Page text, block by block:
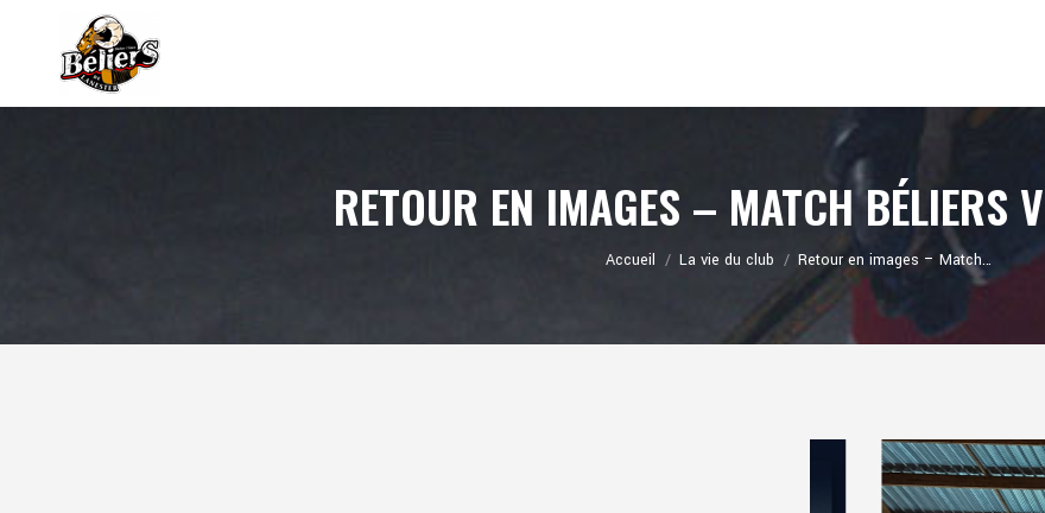
RETOUR EN IMAGES – MATCH BÉLIERS
Vous êtes ici :
Accueil La vie du club Retour en images – Match…